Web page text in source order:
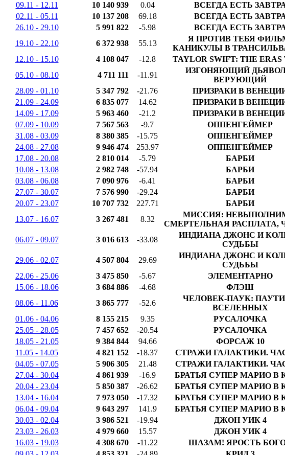
09.11 - 12.11
10 140 939 0.04 ВСЕГДА ЕСТЬ
02.11 - 05.11
10 137 208 69.18 ВСЕГДА ЕСТЬ
26.10 - 29.10
5 991 822 -5.98 ВСЕГДА ЕСТЬ
19.10 - 22.10
6 372 938 55.13
Я ПРОТИВ ТЕБЯ
КАНИКУЛЫ В
12.10 - 15.10
4 108 047 -12.8 TAYLOR SWIFT: THE ERAS
05.10 - 08.10
4 711 111 -11.91
ИЗГОНЯЮЩИЙ
ВЕРУЮЩИЙ
28.09 - 01.10
5 347 792 -21.76 ПРИЗРАКИ В
21.09 - 24.09
6 835 077 14.62 ПРИЗРАКИ В
14.09 - 17.09
5 963 460 -21.2 ПРИЗРАКИ В
07.09 - 10.09
7 567 563 -9.7 ОППЕНГЕЙМЕР
31.08 - 03.09
8 380 385 -15.75 ОППЕНГЕЙМЕР
24.08 - 27.08
9 946 474 253.97 ОППЕНГЕЙМЕР
17.08 - 20.08
2 810 014 -5.79 БАРБИ
10.08 - 13.08
2 982 748 -57.94 БАРБИ
03.08 - 06.08
7 090 976 -6.41 БАРБИ
27.07 - 30.07
7 576 990 -29.24 БАРБИ
20.07 - 23.07
10 707 732 227.71 БАРБИ
13.07 - 16.07
3 267 481 8.32
МИССИЯ:
СМЕРТЕЛЬНАЯ РАСПЛАТА,
06.07 - 09.07 3 016 613 -33.08
ИНДИАНА ДЖОНС И
СУДЬБЫ
29.06 - 02.07 4 507 804 29.69
ИНДИАНА ДЖОНС И
СУДЬБЫ
22.06 - 25.06
3 475 850 -5.67 ЭЛЕМЕНТАРНО
15.06 - 18.06
3 684 886 -4.68 ФЛЭШ
08.06 - 11.06
3 865 777 -52.6
ЧЕЛОВЕК-ПАУК:
ВСЕЛЕННЫХ
01.06 - 04.06
8 155 215 9.35 РУСАЛОЧКА
25.05 - 28.05
7 457 652 -20.54 РУСАЛОЧКА
18.05 - 21.05
9 384 844 94.66 ФОРСАЖ 10
11.05 - 14.05
4 821 152 -18.37 СТРАЖИ ГАЛАКТИКИ.
04.05 - 07.05
5 906 305 21.48 СТРАЖИ ГАЛАКТИКИ.
27.04 - 30.04
4 861 939 -16.9 БРАТЬЯ СУПЕР МАРИО В
20.04 - 23.04
5 850 387 -26.62 БРАТЬЯ СУПЕР МАРИО В
13.04 - 16.04
7 973 050 -17.32 БРАТЬЯ СУПЕР МАРИО В
06.04 - 09.04
9 643 297 141.9 БРАТЬЯ СУПЕР МАРИО В
30.03 - 02.04
3 986 521 -19.94 ДЖОН УИК 4
23.03 - 26.03
4 979 660 15.57 ДЖОН УИК 4
16.03 - 19.03
4 308 670 -11.22 ШАЗАМ! ЯРОСТЬ